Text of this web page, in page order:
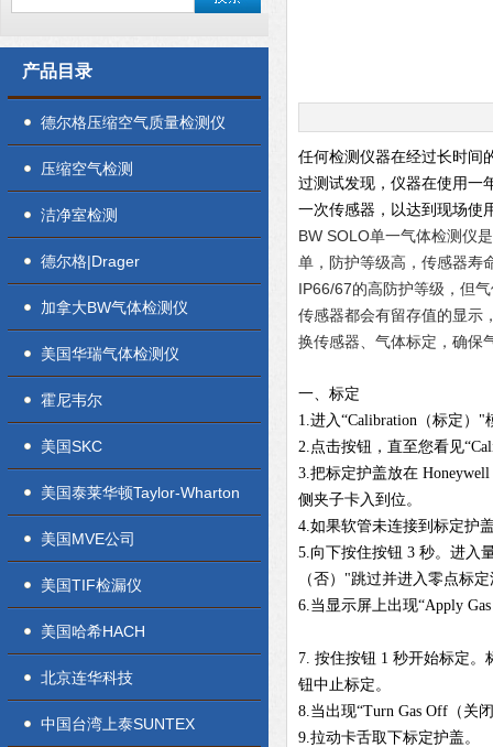
产品目录
德尔格压缩空气质量检测仪
压缩空气检测
洁净室检测
德尔格|Drager
加拿大BW气体检测仪
美国华瑞气体检测仪
霍尼韦尔
美国SKC
美国泰莱华顿Taylor-Wharton
美国MVE公司
美国TIF检漏仪
美国哈希HACH
北京连华科技
中国台湾上泰SUNTEX
任何检测仪器在经过长时间
过测试发现，仪器在使用一
一次传感器，以达到现场使
BW SOLO单一气体检测仪
单，防护等级高，传感器寿
IP66/67的高防护等级，但
传感器都会有留存值的显示
换传感器、气体标定，确保
一、标定
1.进入“Calibration（标定）
2.点击按钮，直至您看见
3.把标定护盖放在
侧夹子卡入到位。
4.如果软管未连接到标定护
5.向下按住按钮 3 秒。进入
（否）"跳过并进入零点标
6.当显示屏上出现“Apply
7. 按住按钮 1 秒开始标定。
钮中止标定。
8.当出现“Turn Gas Off（关
9.拉动卡舌取下标定护盖。